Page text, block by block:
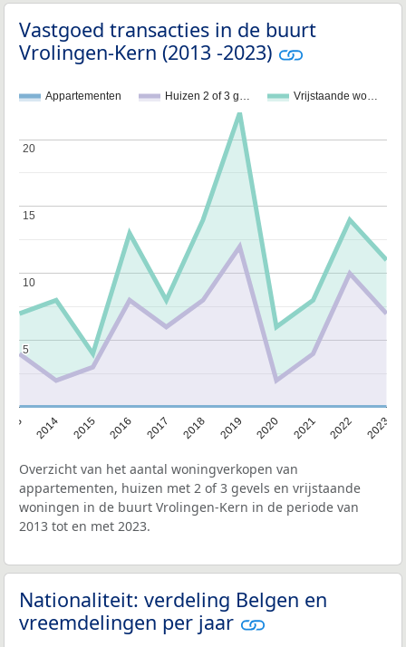
Vastgoed transacties in de buurt
Vrolingen-Kern (2013 -2023)
Appartementen Huizen 2 of 3 g… Vrijstaande wo…
2014 2015 2016 2017 2018 2019 2020 2021 2022 2023
5
5
10
10
15
15
20
20
Overzicht van het aantal woningverkopen van
appartementen, huizen met 2 of 3 gevels en vrijstaande
woningen in de buurt Vrolingen-Kern in de periode van
2013 tot en met 2023.
Nationaliteit: verdeling Belgen en
vreemdelingen per jaar